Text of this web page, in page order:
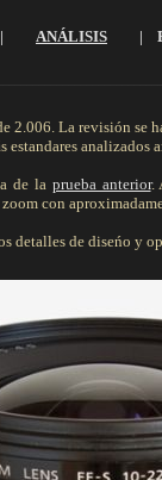
| ANÁLISIS |
2.006. La revisión se
analizados
de la prueba anterior.
con
detalles de diseńo y